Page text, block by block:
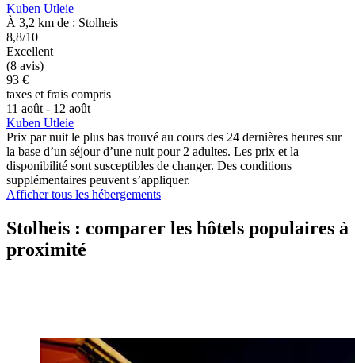
Kuben Utleie
À 3,2 km de : Stolheis
8,8/10
Excellent
(8 avis)
93 €
taxes et frais compris
11 août - 12 août
Kuben Utleie
Prix par nuit le plus bas trouvé au cours des 24 dernières heures sur
la base d’un séjour d’une nuit pour 2 adultes. Les prix et la
disponibilité sont susceptibles de changer. Des conditions
supplémentaires peuvent s’appliquer.
Afficher tous les hébergements
Stolheis : comparer les hôtels populaires à
proximité